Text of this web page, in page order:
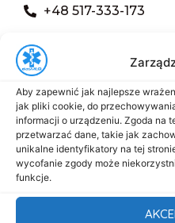
Aby zapewnić jak najlepsze
jak pliki cookie, do
informacji o urządzeniu. Zgoda na
przetwarzać dane, takie jak
unikalne identyfikatory na tej
wycofanie zgody może
funkcje.
+48 517-333-173
Menu
Start
O nas
Oferta
Cennik
Aktualności